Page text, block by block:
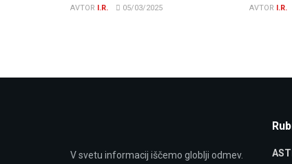
AVTOR I.R. 05/03/2025 AVTOR I.R.
V svetu informacij iščemo globlji odmev.